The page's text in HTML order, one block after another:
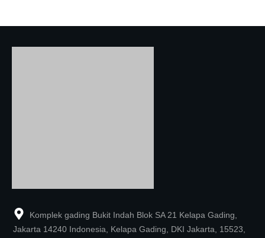
Komplek gading Bukit Indah Blok SA 21 Kelapa Gading,
Jakarta 14240 Indonesia, Kelapa Gading, DKI Jakarta, 15523,